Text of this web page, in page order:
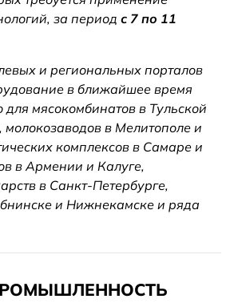
за период с 7 по 11
и региональных порталов
в ближайшее время
для мясокомбинатов в Тульской
молокозаводов в Мелитополе и
комплексов в Самаре и
в Армении и Калуге,
в Санкт-Петербурге,
и Нижнекамске и ряда